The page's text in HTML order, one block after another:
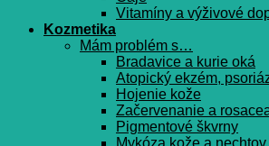
Vitamíny a výživové
Kozmetika
Mám problém s…
Bradavice a kurie oká
Atopický ekzém,
Hojenie kože
Začervenanie a
Pigmentové škvrny